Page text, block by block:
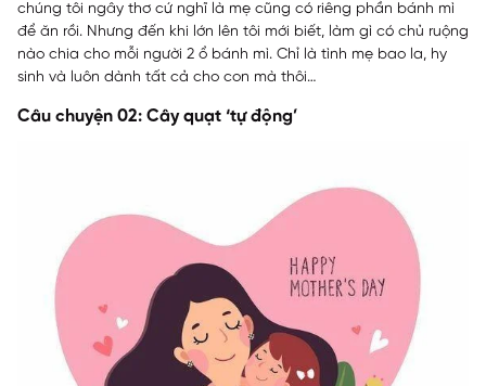
chúng tôi ngây thơ cứ nghĩ là mẹ cũng có riêng phần bánh mì
để ăn rồi. Nhưng đến khi lớn lên tôi mới biết, làm gì có chủ ruộng
nào chia cho mỗi người 2 ổ bánh mì. Chỉ là tình mẹ bao la, hy
sinh và luôn dành tất cả cho con mà thôi…
Câu chuyện 02: Cây quạt ‘tự động’